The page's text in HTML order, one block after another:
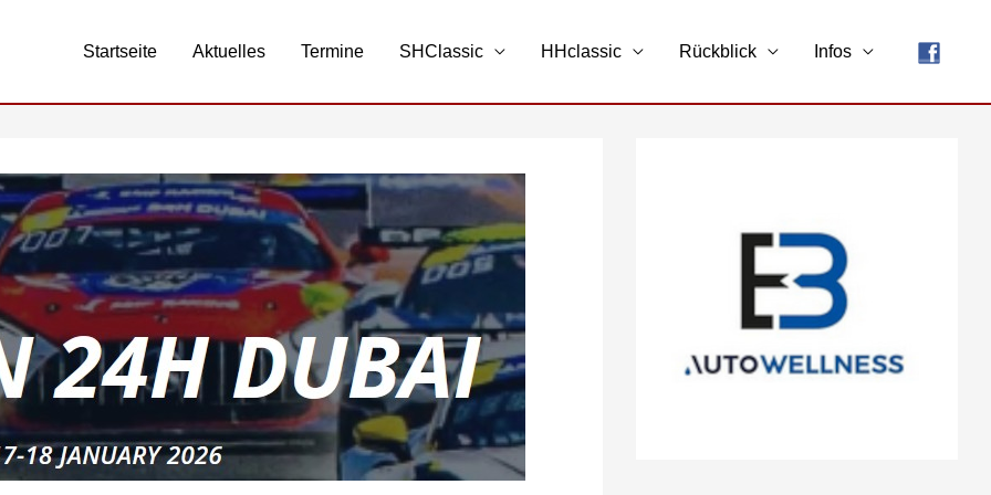
Startseite Aktuelles Termine SHClassic HHclassic Rückblick Infos